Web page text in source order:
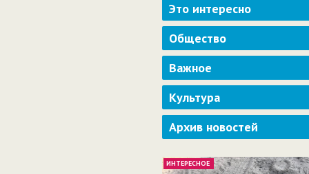
Это интересно
Общество
Важное
Культура
Архив новостей
ИНТЕРЕСНОЕ